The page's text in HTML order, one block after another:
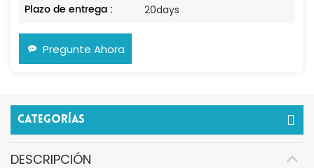
Plazo de entrega : 20days
Pregunte Ahora
Categorías
DESCRIPCIÓN